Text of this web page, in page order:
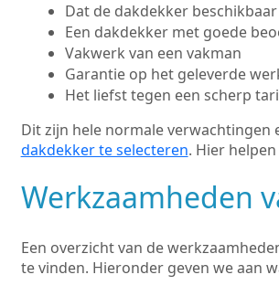
Dat de dakdekker beschikbaar
Een dakdekker met goede
Vakwerk van een vakman
Garantie op het geleverde
Het liefst tegen een scherp
Dit zijn hele normale verwachtingen
dakdekker te selecteren. Hier
Werkzaamheden
Een overzicht van de
te vinden. Hieronder geven we aan